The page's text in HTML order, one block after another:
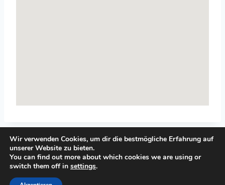
© 2026 Top-Systemisches-Coaching.de
Wir verwenden Cookies, um dir die bestmögliche Erfahrung auf
unserer Website zu bieten.
You can find out more about which cookies we are using or
switch them off in settings.